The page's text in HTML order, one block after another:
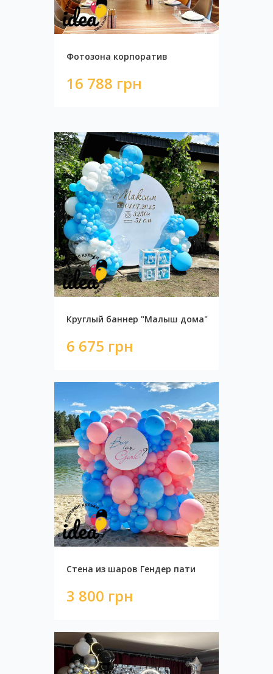
Фотозона "Pale pink"
4 850 грн
Стена с пайетками BLACK
8 750 грн
Фотозона корпоратив
16 788 грн
Круглый баннер "Малыш дома"
6 675 грн
Стена из шаров Гендер пати
3 800 грн